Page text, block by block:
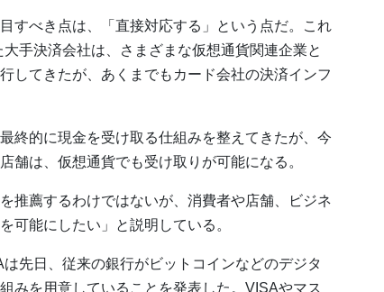
すべき点は、「直接対応する」という点だ。これ
手決済会社は、さまざまな仮想通貨関連企業と
してきたが、あくまでもカード会社の決済インフ
終的に現金を受け取る仕組みを整えてきたが、今
舗は、仮想通貨でも受け取りが可能になる。
推薦するわけではないが、消費者や店舗、ビジネ
可能にしたい」と説明している。
先日、従来の銀行がビットコインなどのデジタ
みを用意していることを発表した。VISAやマス